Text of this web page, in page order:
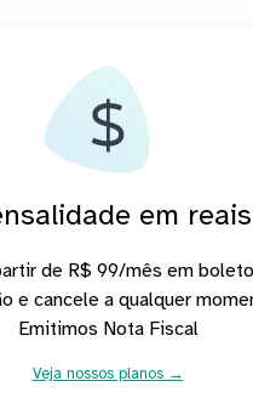
em reais
de R$ 99/mês em
e cancele a qualquer
Emitimos Nota Fiscal
Veja nossos planos →